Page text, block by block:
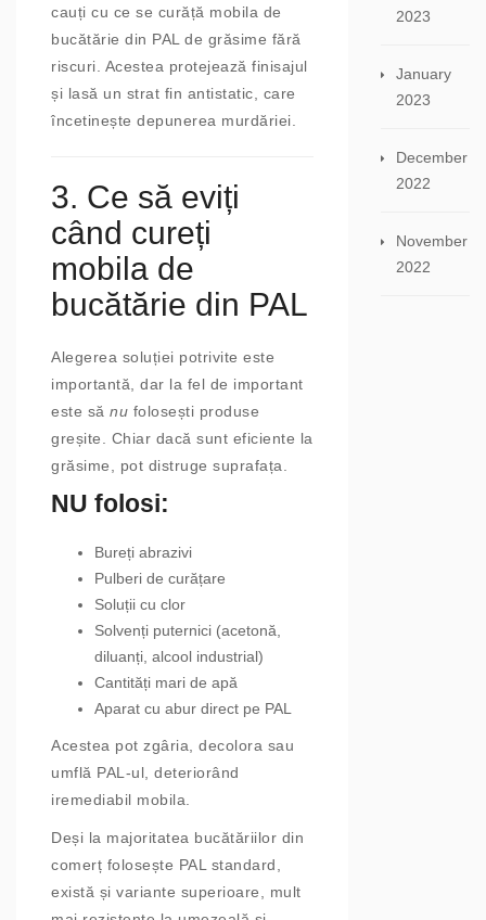
cauți cu ce se curăță mobila de
bucătărie din PAL de grăsime fără
riscuri. Acestea protejează finisajul
și lasă un strat fin antistatic, care
încetinește depunerea murdăriei.
3. Ce să eviți
când cureți
mobila de
bucătărie din PAL
Alegerea soluției potrivite este
importantă, dar la fel de important
este să nu folosești produse
greșite. Chiar dacă sunt eficiente la
grăsime, pot distruge suprafața.
NU folosi:
Bureți abrazivi
Pulberi de curățare
Soluții cu clor
Solvenți puternici (acetonă,
diluanți, alcool industrial)
Cantități mari de apă
Aparat cu abur direct pe PAL
Acestea pot zgâria, decolora sau
umflă PAL-ul, deteriorând
iremediabil mobila.
Deși la majoritatea bucătăriilor din
comerț folosește PAL standard,
există și variante superioare, mult
2023
January
2023
December
2022
November
2022